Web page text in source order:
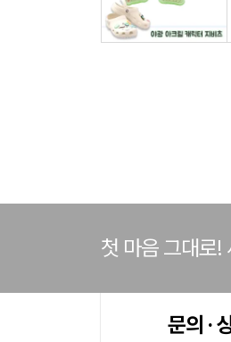
첫 마음 그대로!
문의 ·